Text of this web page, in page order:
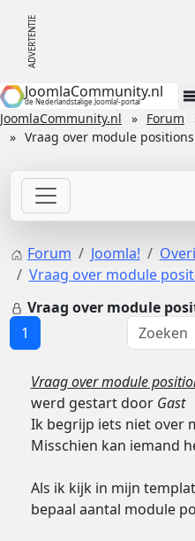
JoomlaCommunity.nl
de Nederlandstalige Joomla!-portal
JoomlaCommunity.nl Forum
Vraag over module positions
Forum Joomla!
Vraag over module
Vraag over module
1
Vraag over module
werd gestart door Gast
Ik begrijp iets niet over
Misschien kan iemand
Als ik kijk in mijn
bepaal aantal module